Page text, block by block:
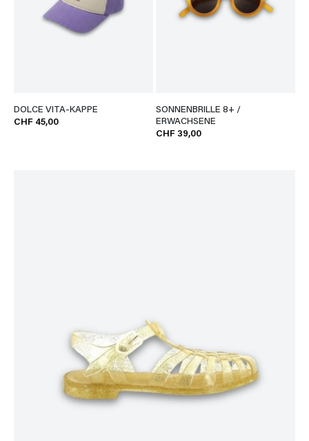
DOLCE VITA-KAPPE
CHF 45,00
SONNENBRILLE 8+ /
ERWACHSENE
CHF 39,00